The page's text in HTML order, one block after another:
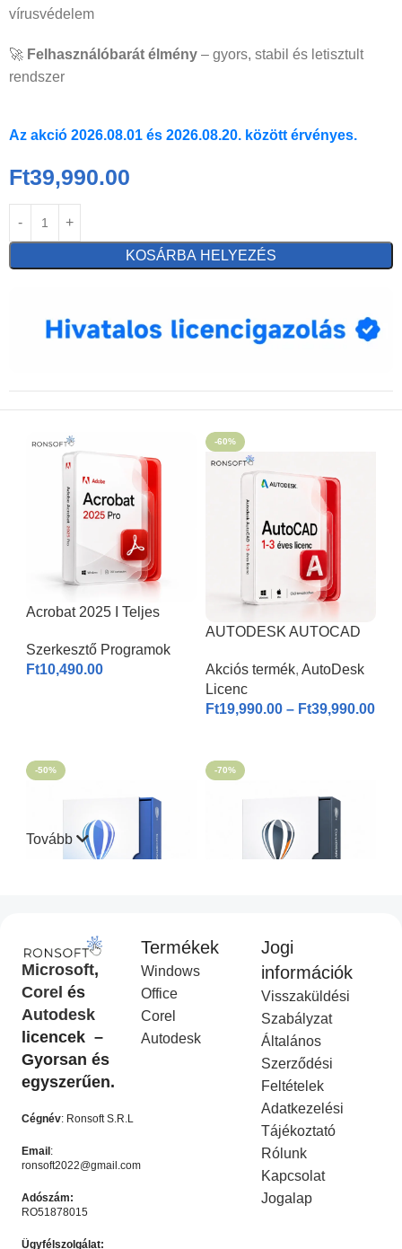
vírusvédelem
🚀 Felhasználóbarát élmény – gyors, stabil és letisztult
rendszer
Az akció 2026.08.01 és 2026.08.20. között érvényes.
Ft39,990.00
KOSÁRBA HELYEZÉS
Acrobat 2025 I Teljes
Szerkesztő Programok
Ft10,490.00
-60%
AUTODESK AUTOCAD
1-3 éves licenc I
Akciós termék, AutoDesk
Licenc
Ft19,990.00 – Ft39,990.00
-50%
CorelDraw Standard 2021
I
Corel Licenc
Akciós
termék
Ft19,990.00 Ft 9,990.00
KOSÁRBA HELYEZÉS
-70%
CorelDraw Technical Suite
Akciós termék
49,990.00 Ft14,990.00
KOSÁRBA HELYEZÉS
Tovább
Microsoft,
Corel és
Autodesk
licencek –
Gyorsan és
egyszerűen.
Cégnév: Ronsoft S.R.L
Email :
ronsoft2022@gmail.com
Adószám:
RO51878015
Ügyfélszolgálat:
Termékek
Windows
Office
Corel
Autodesk
Jogi
információk
Visszaküldési
Szabályzat
Általános
Szerződési
Feltételek
Adatkezelési
Tájékoztató
Rólunk
Kapcsolat
Jogalap